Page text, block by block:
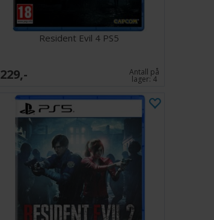
Resident Evil 4 PS5
229,- Antall på
lager:4